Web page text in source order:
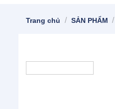
Trang chủ / SẢN PHẨM /